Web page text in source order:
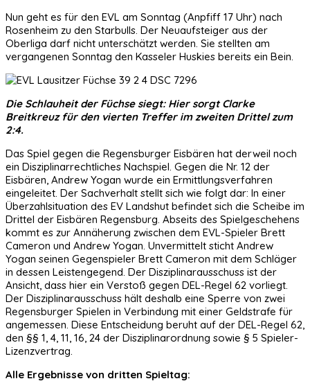
Nun geht es für den EVL am Sonntag (Anpfiff 17 Uhr) nach
Rosenheim zu den Starbulls. Der Neuaufsteiger aus der
Oberliga darf nicht unterschätzt werden. Sie stellten am
vergangenen Sonntag den Kasseler Huskies bereits ein Bein.
Die Schlauheit der Füchse siegt: Hier sorgt Clarke
Breitkreuz für den vierten Treffer im zweiten Drittel zum
2:4.
Das Spiel gegen die Regensburger Eisbären hat derweil noch
ein Disziplinarrechtliches Nachspiel. Gegen die Nr. 12 der
Eisbären, Andrew Yogan wurde ein Ermittlungsverfahren
eingeleitet. Der Sachverhalt stellt sich wie folgt dar: In einer
Überzahlsituation des EV Landshut befindet sich die Scheibe im
Drittel der Eisbären Regensburg. Abseits des Spielgeschehens
kommt es zur Annäherung zwischen dem EVL-Spieler Brett
Cameron und Andrew Yogan. Unvermittelt sticht Andrew
Yogan seinen Gegenspieler Brett Cameron mit dem Schläger
in dessen Leistengegend. Der Disziplinarausschuss ist der
Ansicht, dass hier ein Verstoß gegen DEL-Regel 62 vorliegt.
Der Disziplinarausschuss hält deshalb eine Sperre von zwei
Regensburger Spielen in Verbindung mit einer Geldstrafe für
angemessen. Diese Entscheidung beruht auf der DEL-Regel 62,
den §§ 1, 4, 11, 16, 24 der Disziplinarordnung sowie § 5 Spieler-
Lizenzvertrag.
Alle Ergebnisse von dritten Spieltag: